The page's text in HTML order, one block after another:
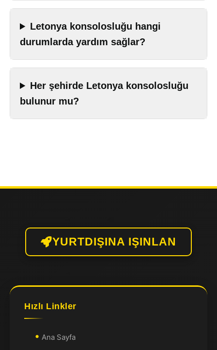
Letonya konsolosluğu hangi
durumlarda yardım sağlar?
Her şehirde Letonya konsolosluğu
bulunur mu?
YURTDIŞINA IŞINLAN
Hızlı Linkler
Ana Sayfa